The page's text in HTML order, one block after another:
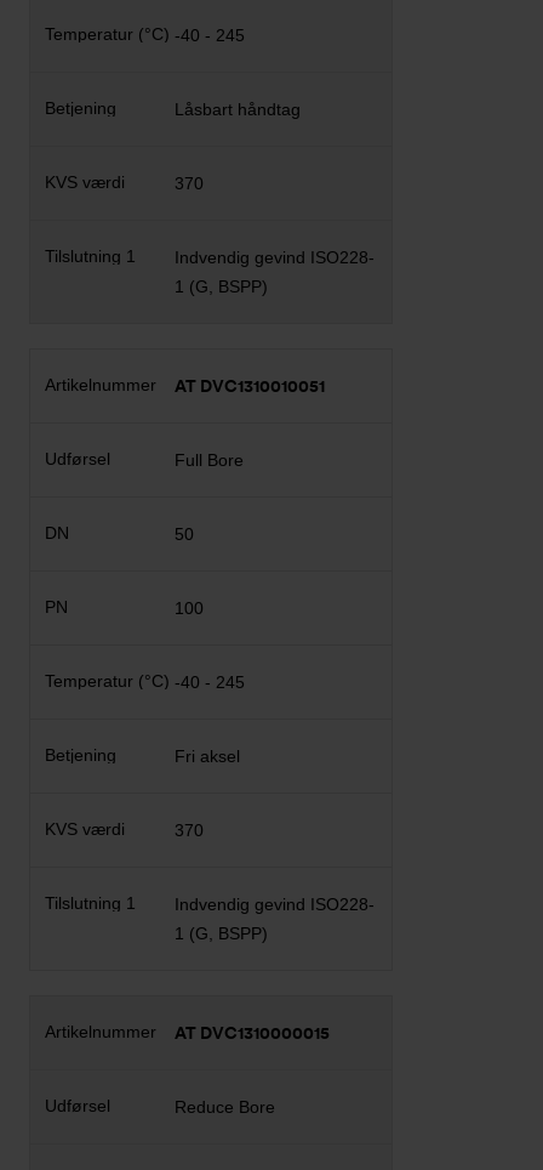
-40 - 245
Låsbart håndtag
370
Indvendig gevind ISO228-
1 (G, BSPP)
AT DVC1310010051
Full Bore
50
100
-40 - 245
Fri aksel
370
Indvendig gevind ISO228-
1 (G, BSPP)
AT DVC1310000015
Reduce Bore